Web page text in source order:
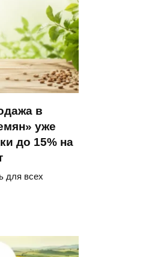
в
уже
до 15% на
для всех